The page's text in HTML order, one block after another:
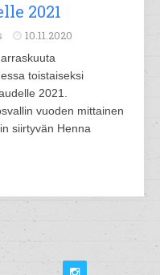
2021
10.11.2020
toistaiseksi
2021.
vuoden mittainen
siirtyvän Henna